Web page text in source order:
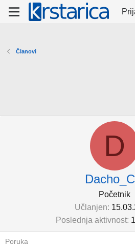
Članovi
D
Početnik
Učlanjen
Poslednja aktivnost
Poruka